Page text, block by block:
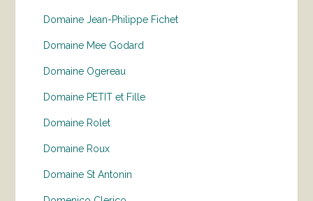
Domaine Jean-Philippe Fichet
Domaine Mee Godard
Domaine Ogereau
Domaine PETIT et Fille
Domaine Rolet
Domaine Roux
Domaine St Antonin